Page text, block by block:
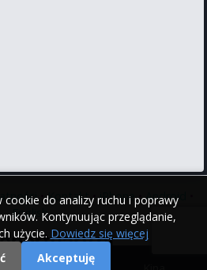
cookie do analizy ruchu i poprawy
Kontynuując przeglądanie,
użycie. Dowiedz się więcej
Akceptuję
•Kontakt•iPhone•Android
English